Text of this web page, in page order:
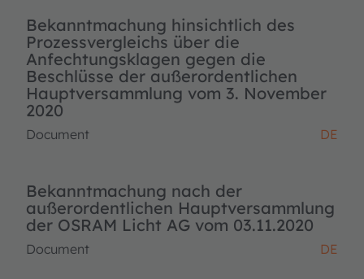
Bekanntmachung hinsichtlich des
Prozessvergleichs über die
Anfechtungsklagen gegen die
Beschlüsse der außerordentlichen
Hauptversammlung vom 3. November
2020
Document DE
Bekanntmachung nach der
außerordentlichen Hauptversammlung
der OSRAM Licht AG vom 03.11.2020
Document DE